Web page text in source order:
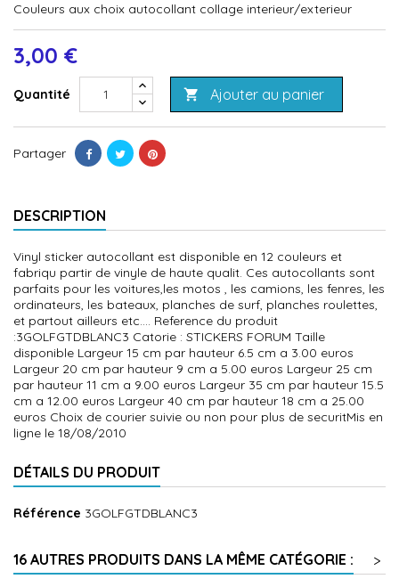
Couleurs aux choix autocollant collage interieur/exterieur
3,00 €
Quantité  Ajouter au panier
Partager
DESCRIPTION
Vinyl sticker autocollant est disponible en 12 couleurs et
fabriqu partir de vinyle de haute qualit. Ces autocollants sont
parfaits pour les voitures,les motos , les camions, les fenres, les
ordinateurs, les bateaux, planches de surf, planches roulettes,
et partout ailleurs etc.... Reference du produit
:3GOLFGTDBLANC3 Catorie : STICKERS FORUM Taille
disponible Largeur 15 cm par hauteur 6.5 cm a 3.00 euros
Largeur 20 cm par hauteur 9 cm a 5.00 euros Largeur 25 cm
par hauteur 11 cm a 9.00 euros Largeur 35 cm par hauteur 15.5
cm a 12.00 euros Largeur 40 cm par hauteur 18 cm a 25.00
euros Choix de courier suivie ou non pour plus de securitMis en
ligne le 18/08/2010
DÉTAILS DU PRODUIT
Référence 3GOLFGTDBLANC3
16 AUTRES PRODUITS DANS LA MÊME CATÉGORIE :
>